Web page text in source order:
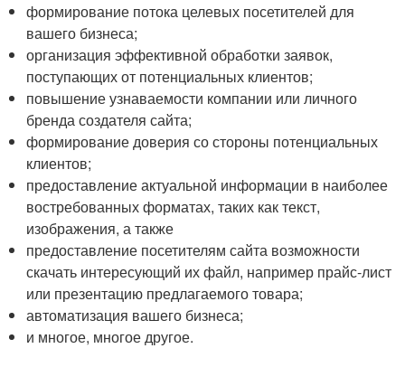
формирование потока целевых посетителей для
вашего бизнеса;
организация эффективной обработки заявок,
поступающих от потенциальных клиентов;
повышение узнаваемости компании или личного
бренда создателя сайта;
формирование доверия со стороны потенциальных
клиентов;
предоставление актуальной информации в наиболее
востребованных форматах, таких как текст,
изображения, а также
предоставление посетителям сайта возможности
скачать интересующий их файл, например прайс-лист
или презентацию предлагаемого товара;
автоматизация вашего бизнеса;
и многое, многое другое.